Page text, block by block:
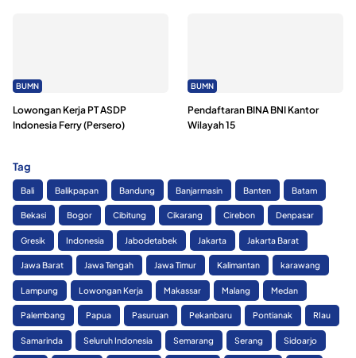
BUMN
Lowongan Kerja PT ASDP
Indonesia Ferry (Persero)
BUMN
Pendaftaran BINA BNI Kantor
Wilayah 15
Tag
Bali Balikpapan Bandung Banjarmasin Banten Batam
Bekasi Bogor Cibitung Cikarang Cirebon Denpasar
Gresik Indonesia Jabodetabek Jakarta Jakarta Barat
Jawa Barat Jawa Tengah Jawa Timur Kalimantan karawang
Lampung Lowongan Kerja Makassar Malang Medan
Palembang Papua Pasuruan Pekanbaru Pontianak RIau
Samarinda Seluruh Indonesia Semarang Serang Sidoarjo